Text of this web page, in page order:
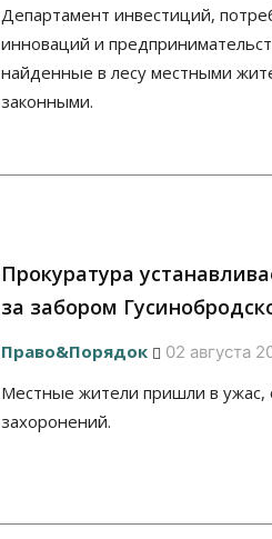
Департамент инвестиций,
инноваций и
найденные в лесу местными
законными.
Прокуратура
за забором
Право&Порядок 02 августа
Местные жители пришли в ужас,
захоронений.